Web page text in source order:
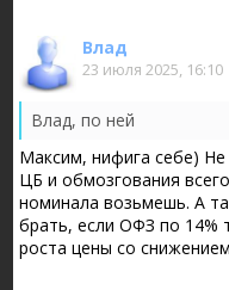
Влад
23 июля 2025, 16:10
Влад, по ней
Максим, нифига себе) Не
ЦБ и обмозгования
номинала возьмешь. А
брать, если ОФЗ по 14%
роста цены со